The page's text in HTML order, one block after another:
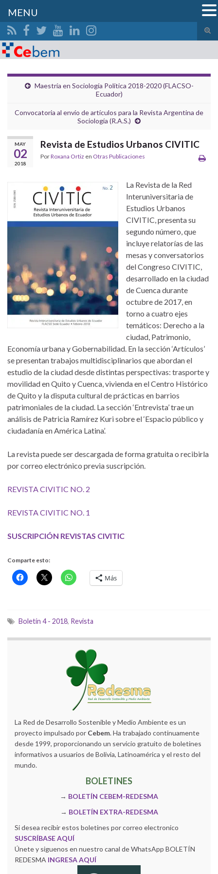
el
Search for:
Maestría en Sociología Política 2018-2020 (FLACSO-
Ecuador)
Convocatoria al envío de artículos para la Revista Argentina de
Sociología (R.A.S.)
MAY
02
2018
Revista de Estudios Urbanos CIVITIC
PorRoxana Ortiz en Otras Publicaciones
La Revista de la Red
Interuniversitaria de
Estudios Urbanos
CIVITIC, presenta su
segundo número, que
incluye relatorías de las
mesas y conversatorios
del Congreso CIVITIC,
desarrollado en la ciudad
de Cuenca durante
octubre de 2017, en
torno a cuatro ejes
temáticos: Derecho a la
ciudad, Patrimonio,
Economía urbana y Gobernabilidad. En la sección ‘Artículos’
se presentan trabajos multidisciplinarios que abordan el
estudio de la ciudad desde distintas perspectivas: trasporte y
movilidad en Quito y Cuenca, vivienda en el Centro Histórico
de Quito y la disputa cultural de prácticas en barrios
patrimoniales de la ciudad. La sección ‘Entrevista’ trae un
análisis de Patricia Ramírez Kuri sobre el ‘Espacio público y
ciudadanía en América Latina’.
La revista puede ser descargada de forma gratuita o recibirla
por correo electrónico previa suscripción.
REVISTA CIVITIC NO. 2
REVISTA CIVITIC NO. 1
SUSCRIPCIÓN REVISTAS CIVITIC
Comparte esto:
Más
Boletín 4 - 2018, Revista
La Red de Desarrollo Sostenible y Medio Ambiente es un
proyecto impulsado por Cebem. Ha trabajado continuamente
desde 1999, proporcionando un servicio gratuito de boletines
informativos a usuarios de Bolivia, Latinoamérica y el resto del
mundo.
BOLETINES
→ BOLETÍN CEBEM-REDESMA
→ BOLETÍN EXTRA-REDESMA
Si desea recibir estos boletines por correo electronico
SUSCRÍBASE AQUÍ
Únete y siguenos en nuestro canal de WhatsApp BOLETÍN
REDESMA INGRESA AQUÍ
MENU